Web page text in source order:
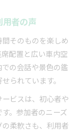
用者の声
そのものを楽しめ
配置と広い車内空
の会話や景色の鑑
られています。
ビスは、初心者や
。参加者のニーズ
柔軟さも、利用者